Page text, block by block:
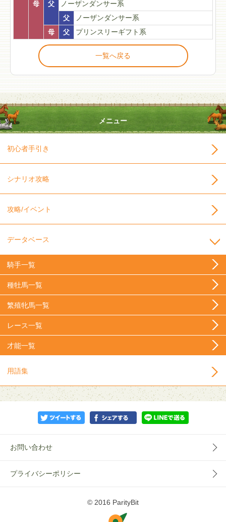
母
父
ノーザンダンサー系
父
ノーザンダンサー系
母
父 プリンスリーギフト系
一覧へ戻る
メニュー
初心者手引き
シナリオ攻略
攻略/イベント
データベース
騎手一覧
種牡馬一覧
繁殖牝馬一覧
レース一覧
才能一覧
用語集
お問い合わせ
プライバシーポリシー
© 2016 ParityBit